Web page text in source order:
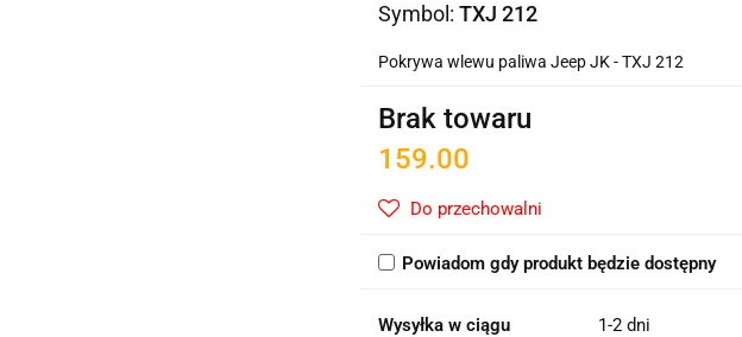
Symbol: TXJ 212
Pokrywa wlewu paliwa Jeep JK - TXJ 212
Brak towaru
159.00
Do przechowalni
Powiadom gdy produkt będzie dostępny
Wysyłka w ciągu 1-2 dni